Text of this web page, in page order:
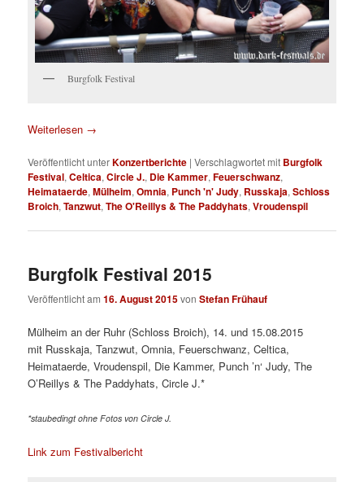
Burgfolk Festival
Weiterlesen →
Veröffentlicht unterKonzertberichte |Verschlagwortet mit Burgfolk
Festival,Celtica,Circle J., Die Kammer,Feuerschwanz,
Heimataerde,Mülheim,Omnia, Punch 'n' Judy, Russkaja,Schloss
Broich,Tanzwut,The O'Reillys & The Paddyhats,Vroudenspil
Burgfolk Festival 2015
Veröffentlicht am16. August 2015vonStefan Frühauf
Mülheim an der Ruhr (Schloss Broich), 14. und 15.08.2015
mit Russkaja, Tanzwut, Omnia, Feuerschwanz, Celtica,
Heimataerde, Vroudenspil, Die Kammer, Punch ’n‘ Judy, The
O’Reillys & The Paddyhats, Circle J.*
*staubedingt ohne Fotos von Circle J.
Link zum Festivalbericht